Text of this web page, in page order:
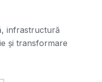
infrastructură
și transformare